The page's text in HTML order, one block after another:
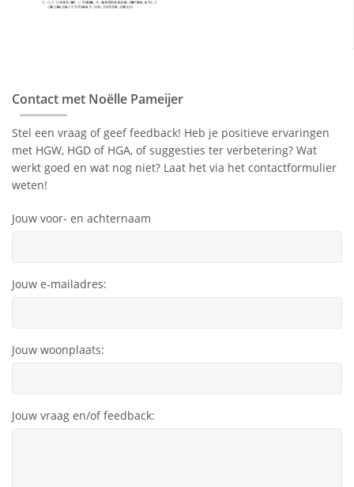
Contact met Noëlle Pameijer
Stel een vraag of geef feedback! Heb je positieve ervaringen
met HGW, HGD of HGA, of suggesties ter verbetering? Wat
werkt goed en wat nog niet? Laat het via het contactformulier
weten!
Jouw voor- en achternaam
Jouw e-mailadres:
Jouw woonplaats:
Jouw vraag en/of feedback: